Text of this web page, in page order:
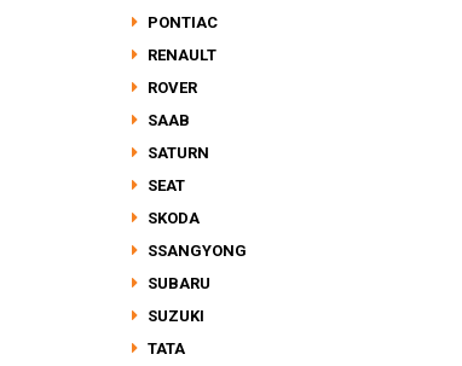
PONTIAC
RENAULT
ROVER
SAAB
SATURN
SEAT
SKODA
SSANGYONG
SUBARU
SUZUKI
TATA